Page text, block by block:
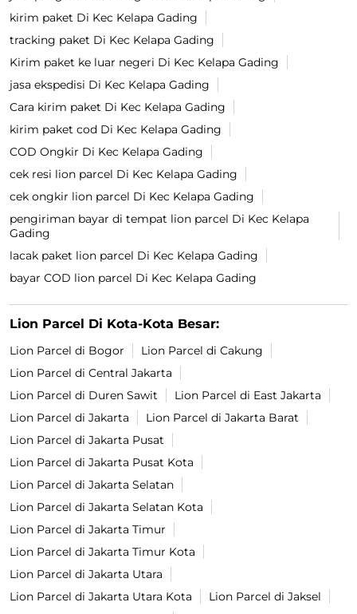
kirim paket Di Kec Kelapa Gading
tracking paket Di Kec Kelapa Gading
Kirim paket ke luar negeri Di Kec Kelapa Gading
jasa ekspedisi Di Kec Kelapa Gading
Cara kirim paket Di Kec Kelapa Gading
kirim paket cod Di Kec Kelapa Gading
COD Ongkir Di Kec Kelapa Gading
cek resi lion parcel Di Kec Kelapa Gading
cek ongkir lion parcel Di Kec Kelapa Gading
pengiriman bayar di tempat lion parcel Di Kec Kelapa
Gading
lacak paket lion parcel Di Kec Kelapa Gading
bayar COD lion parcel Di Kec Kelapa Gading
Lion Parcel Di Kota-Kota Besar:
Lion Parcel di Bogor
Lion Parcel di Cakung
Lion Parcel di Central Jakarta
Lion Parcel di Duren Sawit
Lion Parcel di East Jakarta
Lion Parcel di Jakarta
Lion Parcel di Jakarta Barat
Lion Parcel di Jakarta Pusat
Lion Parcel di Jakarta Pusat Kota
Lion Parcel di Jakarta Selatan
Lion Parcel di Jakarta Selatan Kota
Lion Parcel di Jakarta Timur
Lion Parcel di Jakarta Timur Kota
Lion Parcel di Jakarta Utara
Lion Parcel di Jakarta Utara Kota
Lion Parcel di Jaksel